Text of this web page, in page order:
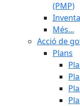
(PMP)
Més...
Acció de
Plans